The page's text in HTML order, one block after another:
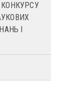
КОНКУРСУ
І